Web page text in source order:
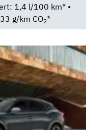
1,4 l/100 km* •
g/km CO2*